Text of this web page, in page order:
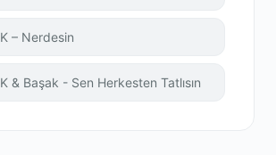
– Nerdesin
& Başak - Sen Herkesten Tatlısın